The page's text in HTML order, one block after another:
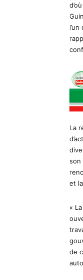
La
son
et
«
de